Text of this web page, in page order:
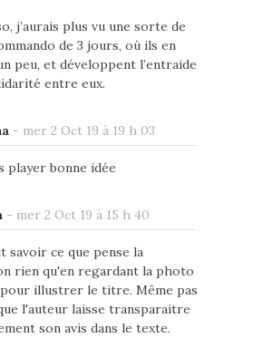
j’aurais plus vu une sorte de
de 3 jours, où ils en
peu, et développent l’entraide
entre eux.
- mer 2 Oct 19 à 19 h 03
player bonne idée
- mer 2 Oct 19 à 15 h 40
savoir ce que pense la
rien qu'en regardant la photo
illustrer le titre. Même pas
l'auteur laisse transparaitre
son avis dans le texte.